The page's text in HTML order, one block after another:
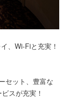
、Wi-Fiと充実！
セット、豊富な
スが充実！